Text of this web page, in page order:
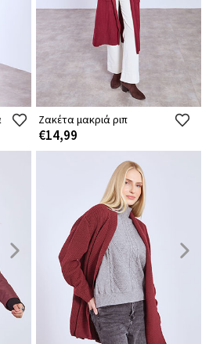
Ζακέτα μακριά ριπ
€14,99